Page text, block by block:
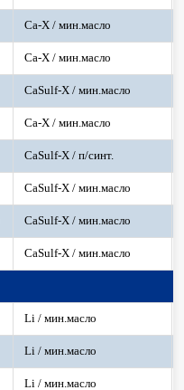
Ca-X / мин.масло
Ca-X / мин.масло
CaSulf-X / мин.масло
Ca-X / мин.масло
CaSulf-X / п/синт.
CaSulf-X / мин.масло
CaSulf-X / мин.масло
CaSulf-X / мин.масло
Li / мин.масло
Li / мин.масло
Li / мин.масло